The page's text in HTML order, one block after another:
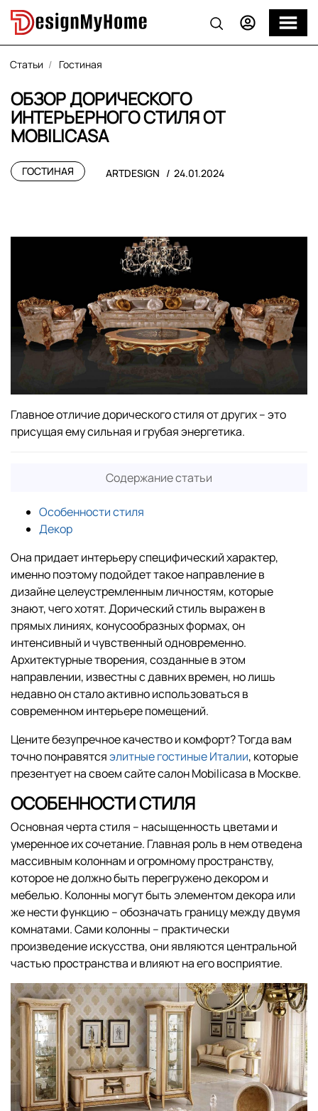
Статьи Гостиная
ОБЗОР ДОРИЧЕСКОГО
ИНТЕРЬЕРНОГО СТИЛЯ ОТ
MOBILICASA
ГОСТИНАЯ ARTDESIGN 24.01.2024
Главное отличие дорического стиля от других – это
присущая ему сильная и грубая энергетика.
Содержание статьи
Особенности стиля
Декор
Она придает интерьеру специфический характер,
именно поэтому подойдет такое направление в
дизайне целеустремленным личностям, которые
знают, чего хотят. Дорический стиль выражен в
прямых линиях, конусообразных формах, он
интенсивный и чувственный одновременно.
Архитектурные творения, созданные в этом
направлении, известны с давних времен, но лишь
недавно он стало активно использоваться в
современном интерьере помещений.
Цените безупречное качество и комфорт? Тогда вам
точно понравятсяэлитные гостиные Италии, которые
презентует на своем сайте салон Mobilicasa в Москве.
ОСОБЕННОСТИ СТИЛЯ
Основная черта стиля – насыщенность цветами и
умеренное их сочетание. Главная роль в нем отведена
массивным колоннам и огромному пространству,
которое не должно быть перегружено декором и
мебелью. Колонны могут быть элементом декора или
же нести функцию – обозначать границу между двумя
комнатами. Сами колонны – практически
произведение искусства, они являются центральной
частью пространства и влияют на его восприятие.